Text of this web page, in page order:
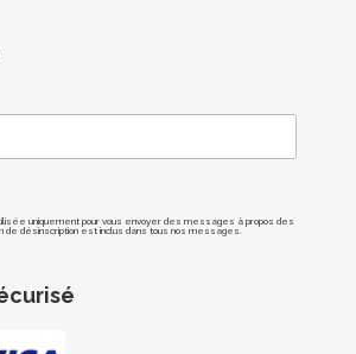
uniquement pour vous envoyer des messages à propos des
de désinscription est inclus dans tous nos messages.